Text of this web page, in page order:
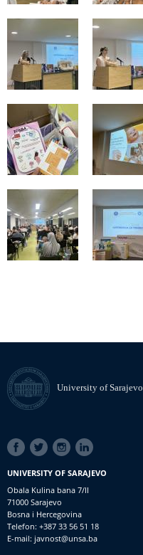
University of Sarajevo
SOCIAL
LINKS
UNIVERSITY OF SARAJEVO
Obala Kulina bana 7/II
71000 Sarajevo
Bosna i Hercegovina
Telefon: +387 33 56 51 18
E-mail: javnost@unsa.ba